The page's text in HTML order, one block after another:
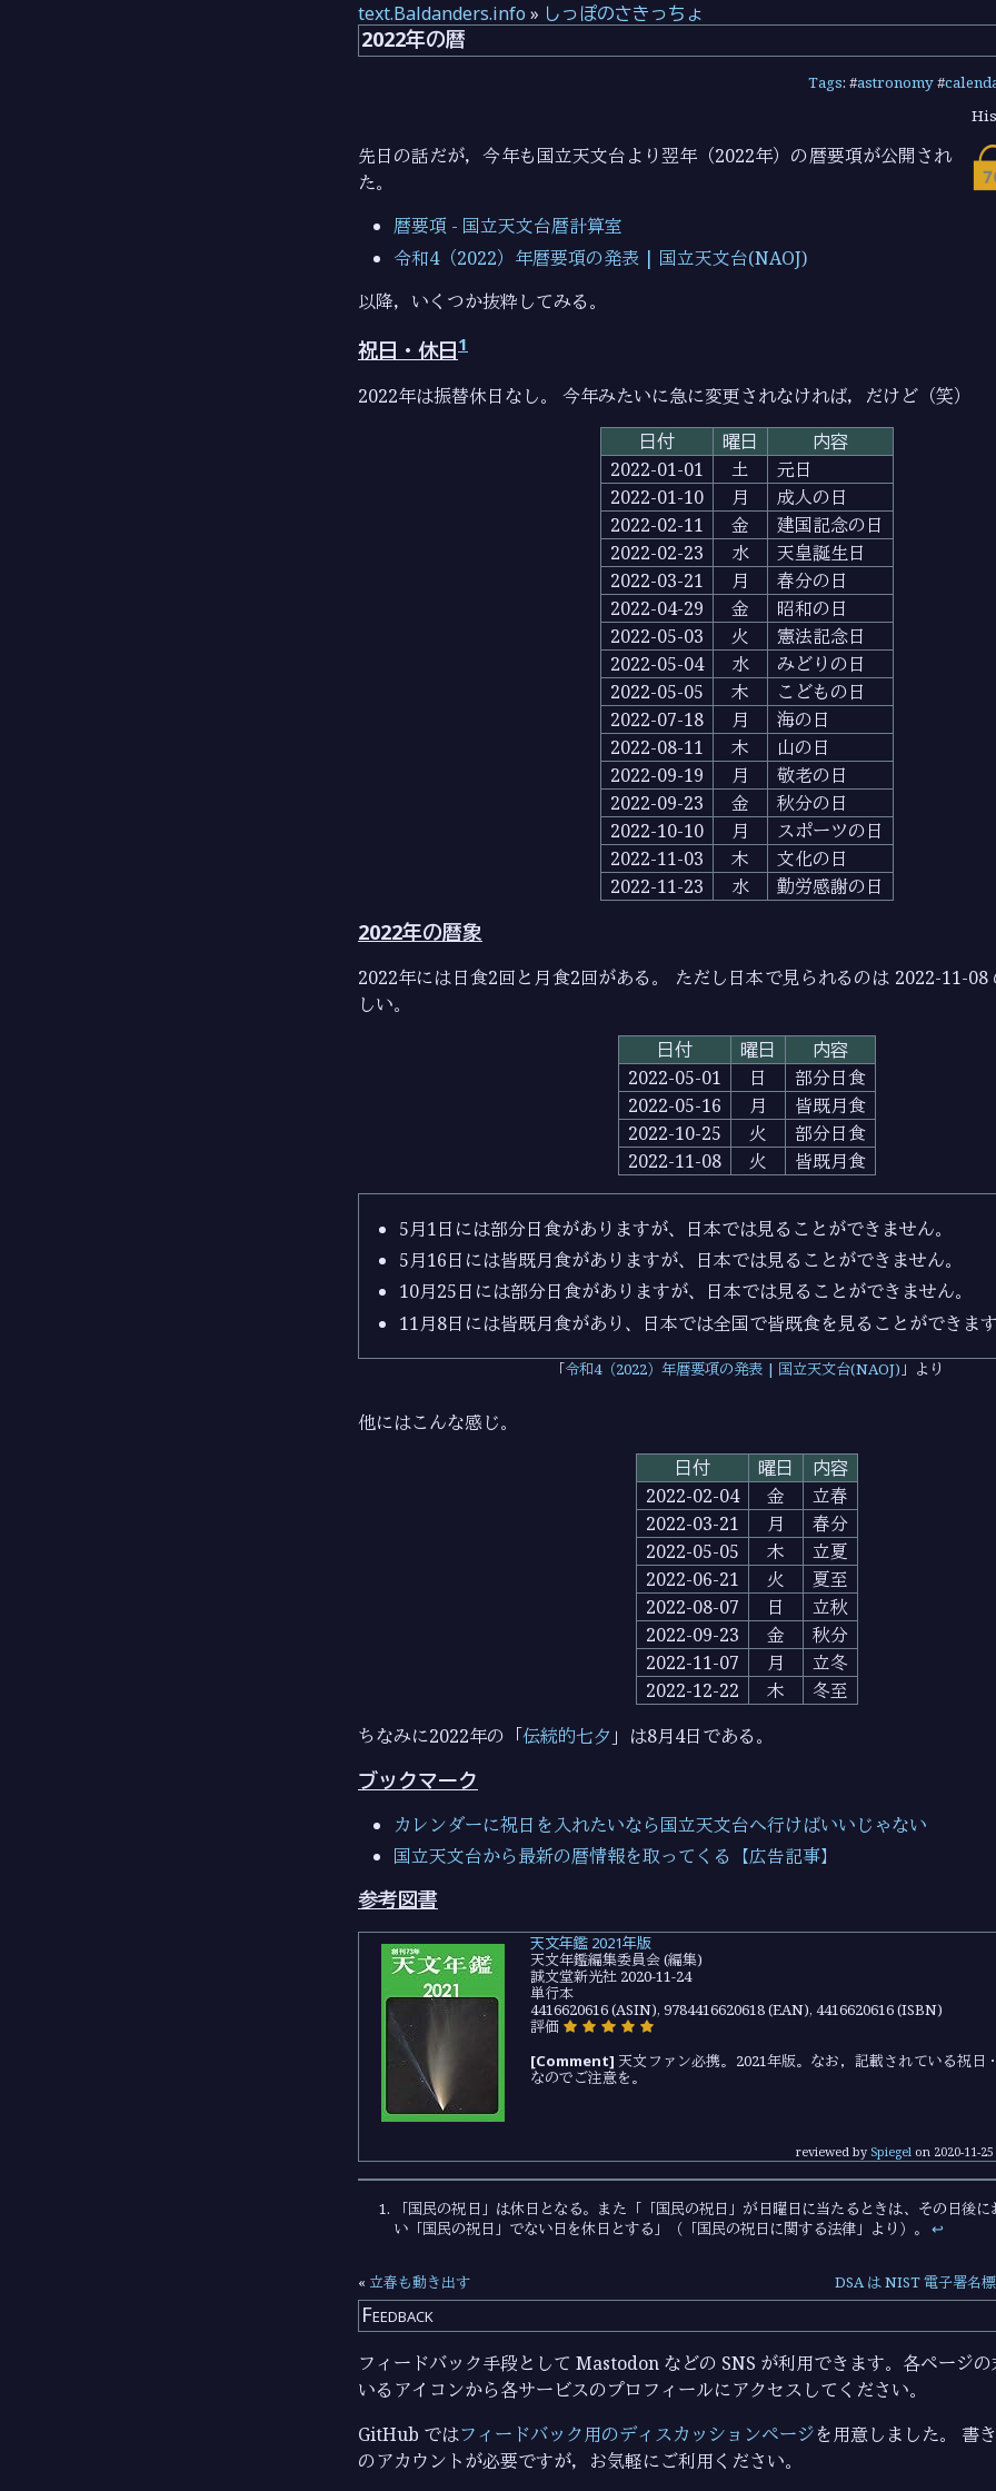
text.Baldanders.info » しっぽのさきっちょ
2022年の暦
Tags: #astronomy#
先日の話だが，今年も国立天文台より翌年（2022年）の暦要項が公開され
た。
暦要項 - 国立天文台暦計算室
令和4（2022）年暦要項の発表 | 国立天文台(NAOJ)
以降，いくつか抜粋してみる。
祝日・休日1
2022年は振替休日なし。 今年みたいに急に変更されなければ，だけど（笑）
日付
曜日
内容
2022-01-01
土
元日
2022-01-10
月
成人の日
2022-02-11
金
建国記念の日
2022-02-23
水
天皇誕生日
2022-03-21
月
春分の日
2022-04-29
金
昭和の日
2022-05-03
火
憲法記念日
2022-05-04
水
みどりの日
2022-05-05
木
こどもの日
2022-07-18
月
海の日
2022-08-11
木
山の日
2022-09-19
月
敬老の日
2022-09-23
金
秋分の日
2022-10-10
月
スポーツの日
2022-11-03
木
文化の日
2022-11-23
水 勤労感謝の日
2022年の暦象
2022年には日食2回と月食2回がある。 ただし日本で見られるのは 2022-11-08
しい。
日付
曜日
内容
2022-05-01
日
部分日食
2022-05-16
月
皆既月食
2022-10-25
火
部分日食
2022-11-08
火 皆既月食
5月1日には部分日食がありますが、日本では見ることができません。
5月16日には皆既月食がありますが、日本では見ることができません。
10月25日には部分日食がありますが、日本では見ることができません。
11月8日には皆既月食があり、日本では全国で皆既食を見ることができま
令和4（2022）年暦要項の発表 | 国立天文台(NAOJ) より
他にはこんな感じ。
日付
曜日
内容
2022-02-04
金
立春
2022-03-21
月
春分
2022-05-05
木
立夏
2022-06-21
火
夏至
2022-08-07
日
立秋
2022-09-23
金
秋分
2022-11-07
月
立冬
2022-12-22
木
冬至
ちなみに2022年の「伝統的七夕 」は8月4日である。
ブックマーク
カレンダーに祝日を入れたいなら国立天文台へ行けばいいじゃない
国立天文台から最新の暦情報を取ってくる【広告記事】
参考図書
天文年鑑 2021年版
天文年鑑編集委員会 (編集)
誠文堂新光社 2020-11-24
単行本
4416620616 (ASIN), 9784416620618 (EAN), 4416620616 (ISBN)
評価
[Comment] 天文ファン必携。2021年版。なお，記載されている祝日
なのでご注意を。
reviewed by Spiegel on 2020-11-25
「国民の祝日」は休日となる。また「「国民の祝日」が日曜日に当たるときは、その日後
い「国民の祝日」でない日を休日とする」（「国民の祝日に関する法律」より）。 ↩︎
« 立春も動き出す DSA は NIST 電子署名
Feedback
フィードバック手段として Mastodon などの SNS が利用できます。各ページ
いるアイコンから各サービスのプロフィールにアクセスしてください。
GitHub ではフィードバック用のディスカッションページを用意しました。 書
のアカウントが必要ですが，お気軽にご利用ください。